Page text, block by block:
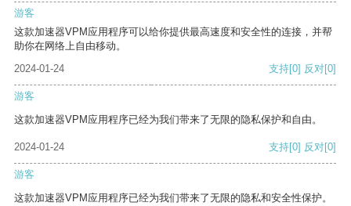
游客
这款加速器VPM应用程序可以给你提供最高速度和安全性的连接，并帮
助你在网络上自由移动。
2024-01-24
支持[0] 反对[0]
游客
这款加速器VPM应用程序已经为我们带来了无限的隐私保护和自由。
2024-01-24 支持[0] 反对[0]
游客
这款加速器VPM应用程序已经为我们带来了无限的隐私和安全性保护。